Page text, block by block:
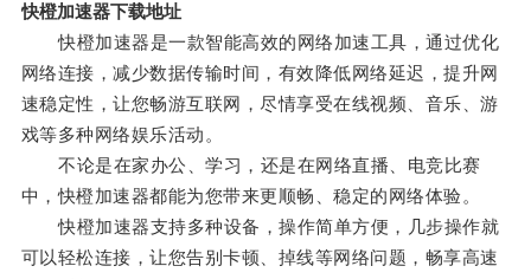
快橙加速器下载地址
快橙加速器是一款智能高效的网络加速工具，通过优化
网络连接，减少数据传输时间，有效降低网络延迟，提升网
速稳定性，让您畅游互联网，尽情享受在线视频、音乐、游
戏等多种网络娱乐活动。
不论是在家办公、学习，还是在网络直播、电竞比赛
中，快橙加速器都能为您带来更顺畅、稳定的网络体验。
快橙加速器支持多种设备，操作简单方便，几步操作就
可以轻松连接，让您告别卡顿、掉线等网络问题，畅享高速